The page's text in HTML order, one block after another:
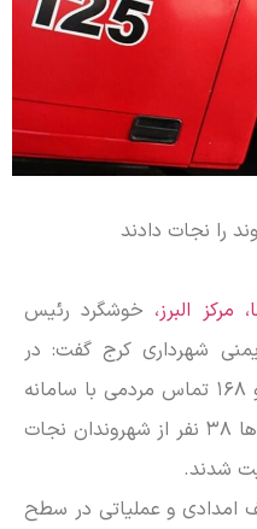
البرز، خوشگرد رئیس
شهرداری کرج گفت: در
هفته گذشته در مجموع ۴ هزار و ۱۶۸ تماس مردمی با سامانه
۱۲۵ برقرار شد که در این عملیات ها ۳۸ نفر از شهروندان نجات
امدادی و عملیاتی در سطح